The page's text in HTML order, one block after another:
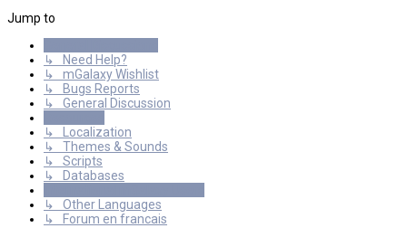
Jump to
↳ Need Help?
↳ mGalaxy Wishlist
↳ Bugs Reports
↳ General Discussion
↳ Localization
↳ Themes & Sounds
↳ Scripts
↳ Databases
↳ Other Languages
↳ Forum en francais